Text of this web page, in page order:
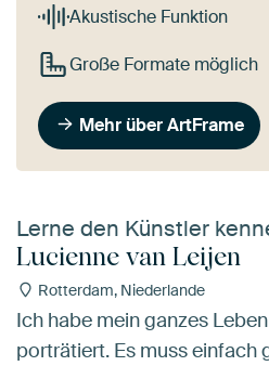
Akustische Funktion
Große Formate möglich
Mehr über ArtFrame
Lerne den Künstler
Lucienne van Leijen
Rotterdam, Niederlande
Ich habe mein ganzes
porträtiert. Es muss einfach